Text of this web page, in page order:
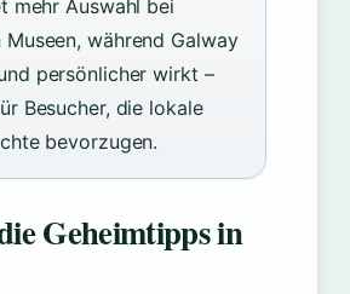
mehr Auswahl bei
während Galway
persönlicher wirkt –
Besucher, die lokale
bevorzugen.
Geheimtipps in